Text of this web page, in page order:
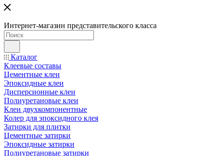
Интернет-магазин представительского класса
Каталог
Клеевые составы
Цементные клеи
Эпоксидные клеи
Дисперсионные клеи
Полиуретановые клеи
Клеи двухкомпонентные
Колер для эпоксидного клея
Затирки для плитки
Цементные затирки
Эпоксидные затирки
Полиуретановые затирки